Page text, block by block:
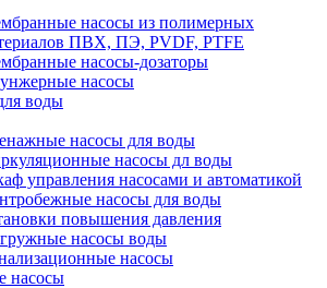
насосы из полимерных
ПВХ, ПЭ, PVDF, PTFE
насосы-дозаторы
насосы
воды
насосы для воды
насосы дл воды
управления насосами и автоматикой
насосы для воды
повышения давления
насосы воды
насосы
насосы